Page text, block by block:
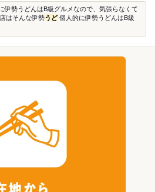
伊勢うどんはB級グルメなので、気張らなくて
はそんな伊勢うど個人的に伊勢うどんはB級